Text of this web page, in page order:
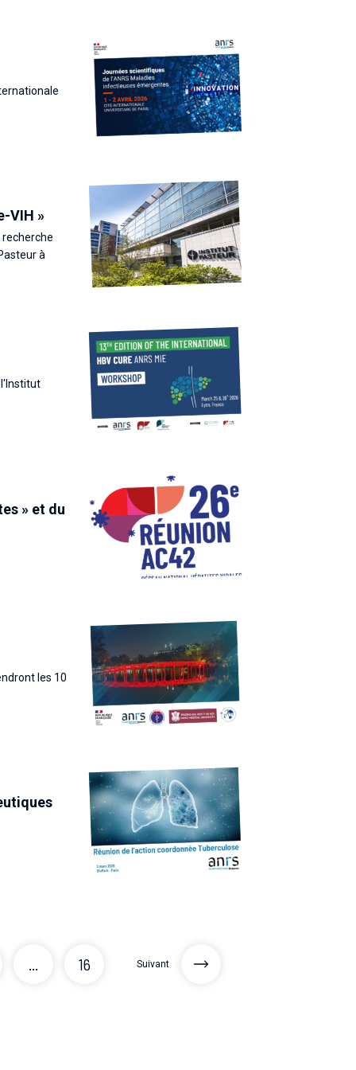
VIH »
recherche
à
l'Institut
» et du
les 10
16 Suivant